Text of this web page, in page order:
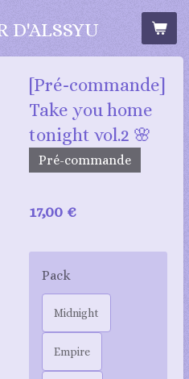
D'ALSSYU
[Pré-commande]
Take you home
tonight vol.2 🌸​
Pré-commande
17,00 €
Pack
Midnight
Empire